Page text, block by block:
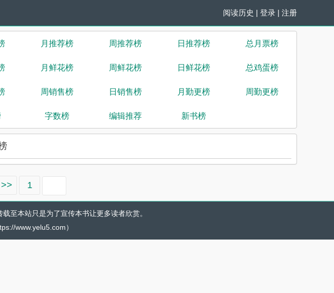
阅读历史 | 登录 | 注册
月推荐榜 周推荐榜 日推荐榜 总月票榜
月鲜花榜 周鲜花榜 日鲜花榜 总鸡蛋榜
周销售榜 日销售榜 月勤更榜 周勤更榜
字数榜 编辑推荐 新书榜
>> 1
至本站只是为了宣传本书让更多读者欣赏。
www.yelu5.com）